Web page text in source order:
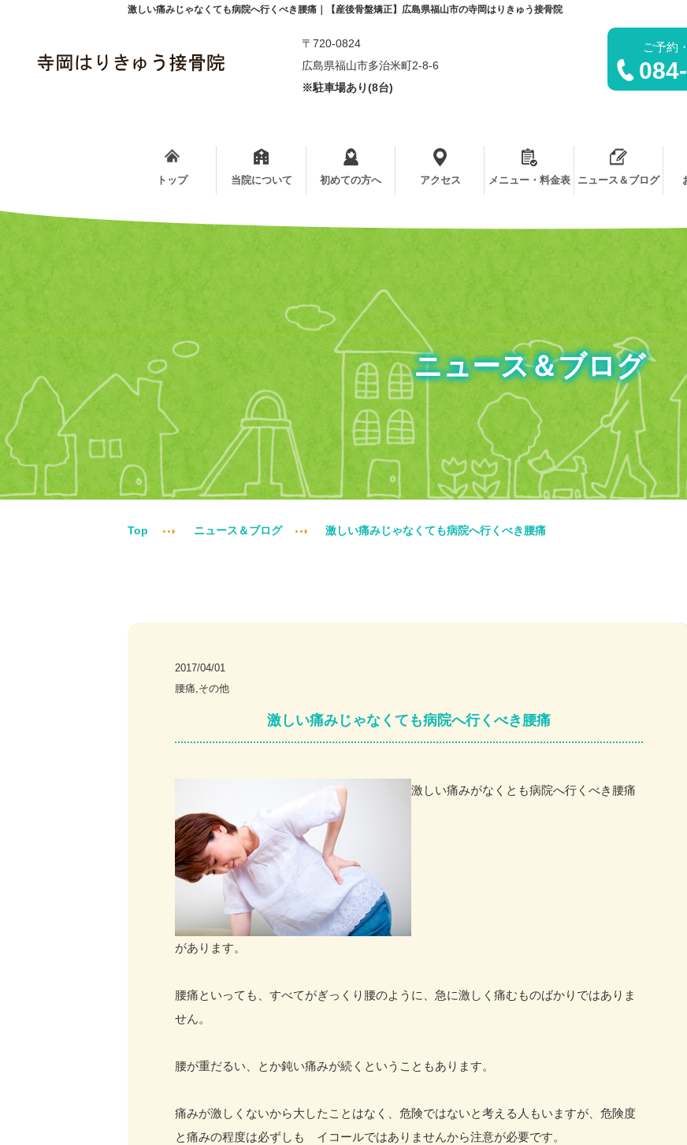
激しい痛みじゃなくても病院へ行くべき腰痛｜【産後骨盤矯正】広島県福山市の寺岡はりきゅう接骨院
ご予約
〒720-0824
広島県福山市多治米町2-8-6
※駐車場あり(8台)
トップ 当院について 初めての方へ アクセス メニュー・料金表 ニュース＆ブログ
ニュース＆ブログ
Top ニュース＆ブログ 激しい痛みじゃなくても病院へ行くべき腰痛
2017/04/01
腰痛,その他
激しい痛みじゃなくても病院へ行くべき腰痛
激しい痛みがなくとも病院へ行くべき腰痛
があります。
腰痛といっても、すべてがぎっくり腰のように、急に激しく痛むものばかりではありま
せん。
腰が重だるい、とか鈍い痛みが続くということもあります。
痛みが激しくないから大したことはなく、危険ではないと考える人もいますが、危険度
と痛みの程度は必ずしも イコールではありませんから注意が必要です。